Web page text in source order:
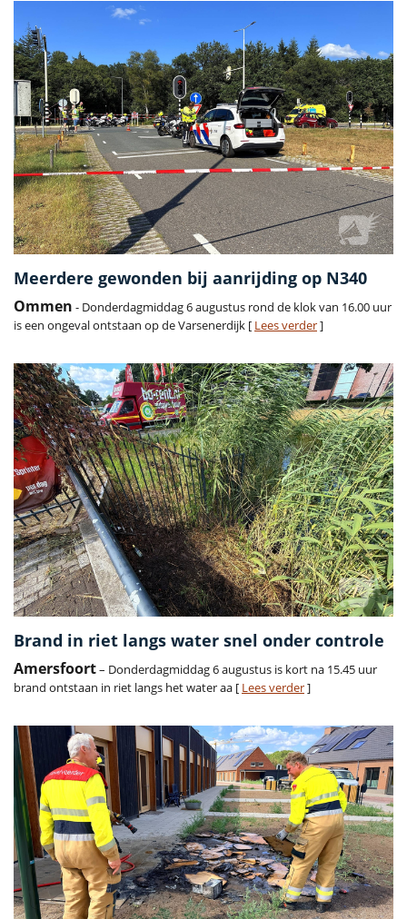
Meerdere gewonden bij aanrijding op N340
Ommen - Donderdagmiddag 6 augustus rond de klok van 16.00 uur
is een ongeval ontstaan op de Varsenerdijk [ Lees verder]
Brand in riet langs water snel onder controle
Amersfoort– Donderdagmiddag 6 augustus is kort na 15.45 uur
brand ontstaan in riet langs het water aa [ Lees verder]